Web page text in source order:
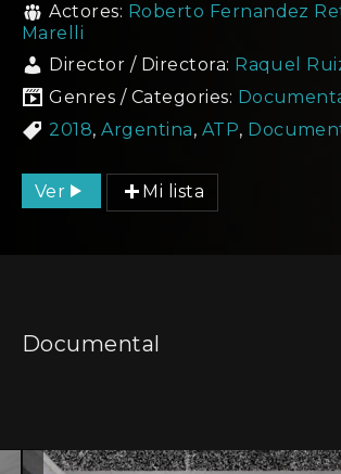
Actores: Roberto Fernandez
Marelli
Director / Directora: Raquel
Genres / Categories:
2018,Argentina, ATP,
Ver Mi lista
Documental